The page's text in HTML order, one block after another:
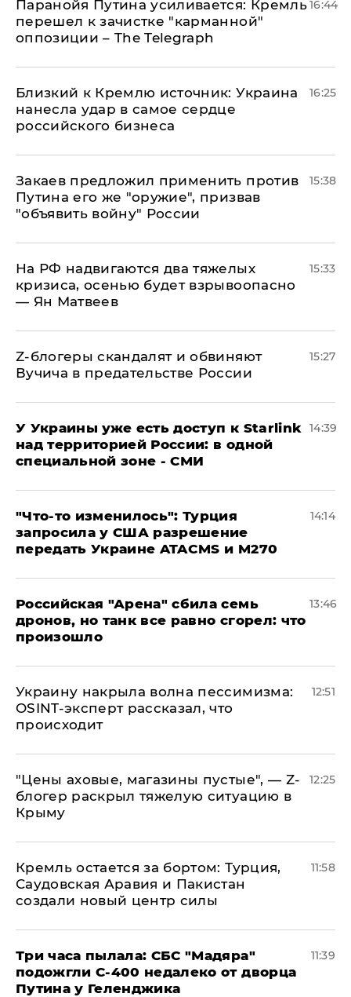
Паранойя Путина усиливается: Кремль
перешел к зачистке "карманной"
оппозиции – The Telegraph
16:44
Близкий к Кремлю источник: Украина
нанесла удар в самое сердце
российского бизнеса
16:25
Закаев предложил применить против
Путина его же "оружие", призвав
"объявить войну" России
15:38
На РФ надвигаются два тяжелых
кризиса, осенью будет взрывоопасно
— Ян Матвеев
15:33
Z-блогеры скандалят и обвиняют
Вучича в предательстве России
15:27
У Украины уже есть доступ к Starlink
над территорией России: в одной
специальной зоне - СМИ
14:39
​"Что-то изменилось": Турция
запросила у США разрешение
передать Украине ATACMS и M270
14:14
​Российская "Арена" сбила семь
дронов, но танк все равно сгорел: что
произошло
13:46
​Украину накрыла волна пессимизма:
OSINT-эксперт рассказал, что
происходит
12:51
​"Цены аховые, магазины пустые", — Z-
блогер раскрыл тяжелую ситуацию в
Крыму
12:25
​Кремль остается за бортом: Турция,
Саудовская Аравия и Пакистан
создали новый центр силы
11:58
Три часа пылала: СБС "Мадяра"
подожгли С-400 недалеко от дворца
Путина у Геленджика
11:39